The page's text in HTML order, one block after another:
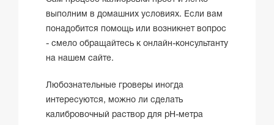
выполним в домашних условиях. Если вам
понадобится помощь или возникнет вопрос
- смело обращайтесь к онлайн-консультанту
на нашем сайте.
Любознательные гроверы иногда
интересуются, можно ли сделать
калибровочный раствор для pH-метра